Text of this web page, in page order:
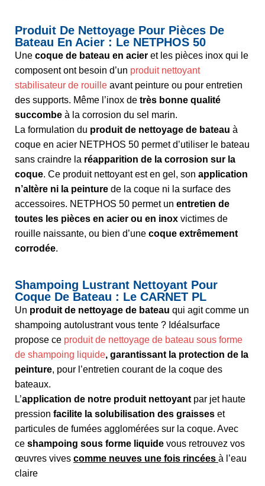
Produit De Nettoyage Pour Pièces De
Bateau En Acier : Le NETPHOS 50
Une coque de bateau en acier et les pièces inox qui le
composent ont besoin d’un produit nettoyant
stabilisateur de rouille avant peinture ou pour entretien
des supports. Même l’inox de très bonne qualité
succombe à la corrosion du sel marin.
La formulation du produit de nettoyage de bateau à
coque en acier NETPHOS 50 permet d’utiliser le bateau
sans craindre la réapparition de la corrosion sur la
coque. Ce produit nettoyant est en gel, son application
n’altère ni la peinture de la coque ni la surface des
accessoires. NETPHOS 50 permet un entretien de
toutes les pièces en acier ou en inox victimes de
rouille naissante, ou bien d’une coque extrêmement
corrodée.
Shampoing Lustrant Nettoyant Pour
Coque De Bateau : Le CARNET PL
Un produit de nettoyage de bateau qui agit comme un
shampoing autolustrant vous tente ? Idéalsurface
propose ce produit de nettoyage de bateau sous forme
de shampoing liquide, garantissant la protection de la
peinture, pour l’entretien courant de la coque des
bateaux.
L’application de notre produit nettoyant par jet haute
pression facilite la solubilisation des graisses et
particules de fumées agglomérées sur la coque. Avec
ce shampoing sous forme liquide vous retrouvez vos
œuvres vives comme neuves une fois rincées à l’eau
claire